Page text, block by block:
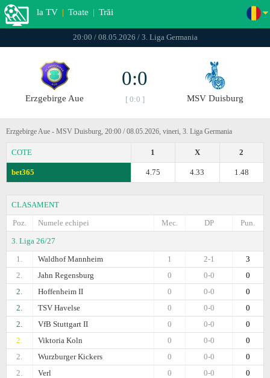
la TV | Toate | Trăi
20:00 / 08.05.2026 / 3. Liga Germania
Erzgebirge Aue
0:0
[ 0:0 ] MSV Duisburg
Erzgebirge Aue - MSV Duisburg, 20:00 / 08.05.2026, vineri, 3. Liga Germania
COTE 2
X
1
bet365 1.48
4.33
4.75
CLASAMENT
Poz.
Numele echipei Pun.
DP
Mec.
3. Liga 26/27
1.
Waldhof Mannheim 3
2-1
1
2.
Jahn Regensburg 0
0-0
0
2.
Hoffenheim II 0
0-0
0
2.
TSV Havelse 0
0-0
0
2.
VfB Stuttgart II 0
0-0
0
2.
Viktoria Koln 0
0-0
0
2.
Wurzburger Kickers 0
0-0
0
2.
Verl 0
0-0
0